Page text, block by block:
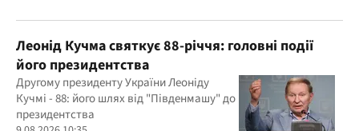
Леонід Кучма святкує 88-річчя: головні події
його президентства
Другому президенту України Леоніду
Кучмі - 88: його шлях від "Південмашу" до
президентства